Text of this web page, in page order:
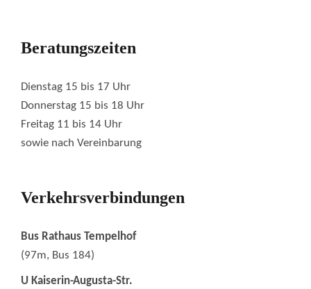
Beratungszeiten
Dienstag 15 bis 17 Uhr
Donnerstag 15 bis 18 Uhr
Freitag 11 bis 14 Uhr
sowie nach Vereinbarung
Verkehrsverbindungen
Bus Rathaus Tempelhof
(97m, Bus 184)
U Kaiserin-Augusta-Str.